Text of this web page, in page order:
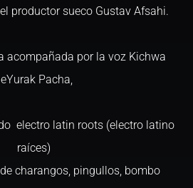
productor sueco Gustav Afsahi.
acompañada por la voz Kichwa
Pacha,
electro latin roots (electro latino
raíces)
charangos, pingullos, bombo